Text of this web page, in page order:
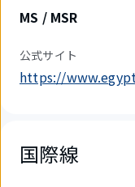
MS / MSR
公式サイト
https://
国際線